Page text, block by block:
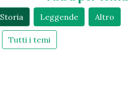
Storia Leggende Altro
Tutti i temi